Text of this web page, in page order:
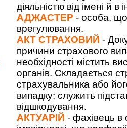
діяльністю від імені й
АДЖАСТЕР - особа, що
врегулювання.
АКТ СТРАХОВИЙ -
причини страхового
необхідності містить
органів. Складається
страхувальника або
випадку; служить
відшкодування.
АКТУАРІЙ - фахівець в